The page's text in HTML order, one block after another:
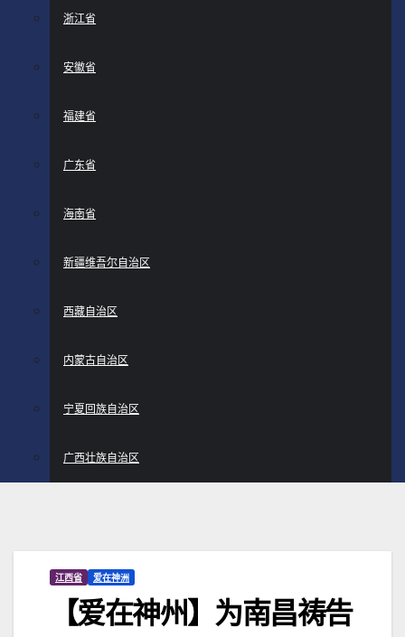
浙江省
安徽省
福建省
广东省
海南省
新疆维吾尔自治区
西藏自治区
内蒙古自治区
宁夏回族自治区
广西壮族自治区
江西省 爱在神洲
【爱在神州】为南昌祷告